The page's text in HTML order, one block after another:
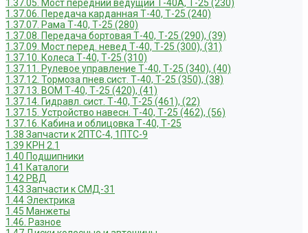
1.37.05. Мост передний ведущий Т-40А, Т-25 (230)
1.37.06. Передача карданная Т-40, Т-25 (240)
1.37.07. Рама Т-40, Т-25 (280)
1.37.08. Передача бортовая Т-40, Т-25 (290), (39)
1.37.09. Мост перед. невед Т-40, Т-25 (300), (31)
1.37.10. Колеса Т-40, Т-25 (310)
1.37.11. Рулевое управление Т-40, Т-25 (340), (40)
1.37.12. Тормоза пнев.сист. Т-40, Т-25 (350), (38)
1.37.13. ВОМ Т-40, Т-25 (420), (41)
1.37.14. Гидравл. сист. Т-40, Т-25 (461), (22)
1.37.15. Устройство навесн. Т-40, Т-25 (462), (56)
1.37.16. Кабина и облицовка Т-40, Т-25
1.38 Запчасти к 2ПТС-4, 1ПТС-9
1.39 КРН 2.1
1.40 Подшипники
1.41 Каталоги
1.42 РВД
1.43 Запчасти к СМД-31
1.44 Электрика
1.45 Манжеты
1.46. Разное